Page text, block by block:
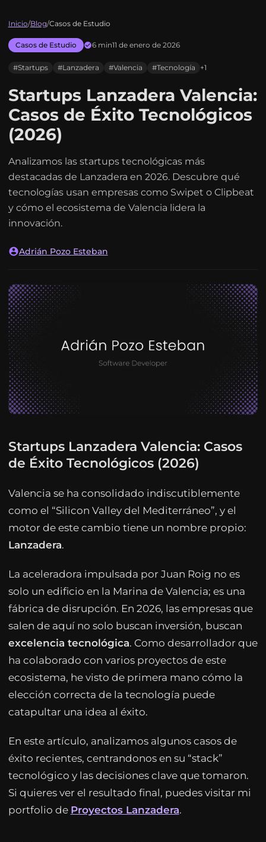
Inicio/Blog/Casos de Estudio
Casos de Estudio 6 min11 de enero de 2026
#Startups #Lanzadera #Valencia #Tecnología +1
Startups Lanzadera Valencia:
Casos de Éxito Tecnológicos
(2026)
Analizamos las startups tecnológicas más
destacadas de Lanzadera en 2026. Descubre qué
tecnologías usan empresas como Swipet o Clipbeat
y cómo el ecosistema de Valencia lidera la
innovación.
Adrián Pozo Esteban
Startups Lanzadera Valencia: Casos
de Éxito Tecnológicos (2026)
Valencia se ha consolidado indiscutiblemente
como el “Silicon Valley del Mediterráneo”, y el
motor de este cambio tiene un nombre propio:
Lanzadera.
La aceleradora impulsada por Juan Roig no es
solo un edificio en la Marina de Valencia; es una
fábrica de disrupción. En 2026, las empresas que
salen de aquí no solo buscan inversión, buscan
excelencia tecnológica. Como desarrollador que
ha colaborado con varios proyectos de este
ecosistema, he visto de primera mano cómo la
elección correcta de la tecnología puede
catapultar una idea al éxito.
En este artículo, analizamos algunos casos de
éxito recientes, centrandonos en su “stack”
tecnológico y las decisiones clave que tomaron.
Si quieres ver el resultado final, puedes visitar mi
portfolio de Proyectos Lanzadera.